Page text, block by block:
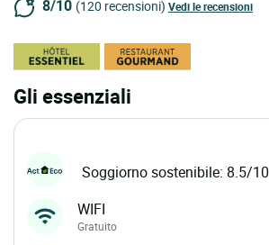
8/10 (120 recensioni) Vedi le recensioni
Gli essenziali
Soggiorno sostenibile: 8.5/10
WIFI
Gratuito